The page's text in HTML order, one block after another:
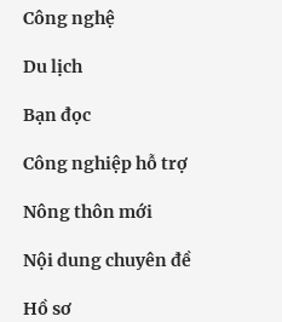
Công nghệ
Du lịch
Bạn đọc
Công nghiệp hỗ trợ
Nông thôn mới
Nội dung chuyên đề
Hồ sơ